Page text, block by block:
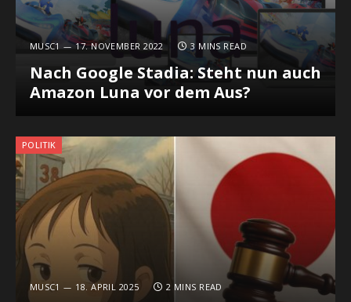
MUSC1 17. NOVEMBER 2022 3 MINS READ
Nach Google Stadia: Steht nun auch
Amazon Luna vor dem Aus?
POLITIK
MUSC1 18. APRIL 2025 2 MINS READ